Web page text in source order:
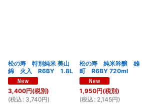
松の寿 特別純米 美山
錦 火入 R6BY 1.8L
3,400円(税別)
(税込 : 3,740円)
松の寿 純米吟醸 雄
町 R6BY 720ml
1,950円(税別)
(税込 : 2,145円)